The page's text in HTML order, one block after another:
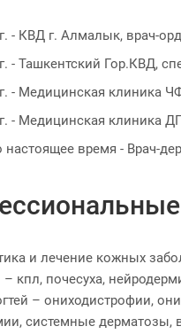
- КВД г. Алмалык, врач-
- Ташкентский Гор.КВД,
- Медицинская клиника
- Медицинская клиника
настоящее время - Врач-
и лечение кожных
кпл, почесуха,
– ониходистрофии,
системные дерматозы,